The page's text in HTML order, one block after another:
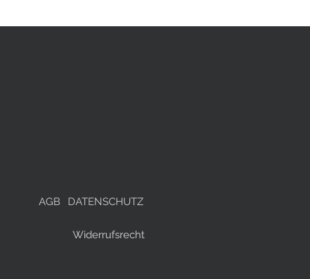
AGB DATENSCHUTZ
Widerrufsrecht